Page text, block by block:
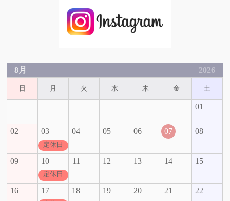
8月 2026
日 月 火 水 木 金 土
01
02 03
定休日
04 05 06 07 08
09 10
定休日
11 12 13 14 15
16 17 18 19 20 21 22